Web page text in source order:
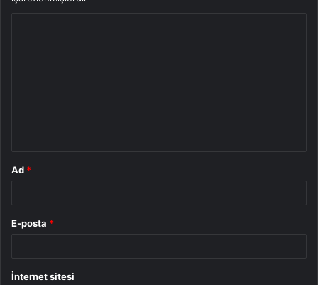
Ad *
E-posta *
İnternet sitesi